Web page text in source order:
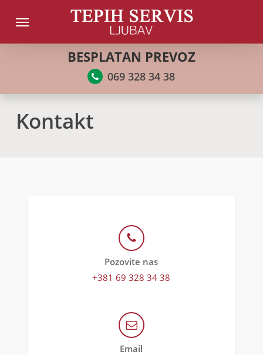
Menu
BESPLATAN PREVOZ
069 328 34 38
Kontakt
Pozovite nas
+381 69 328 34 38
Email